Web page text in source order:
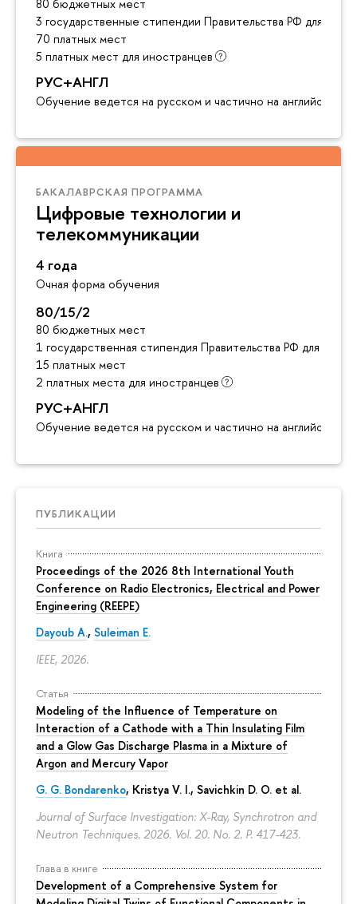
80 бюджетных мест
3 государственные стипендии Правительства РФ для
70 платных мест
5 платных мест для иностранцев
РУС+АНГЛ
Обучение ведется на русском и частично на английском
БАКАЛАВРСКАЯ ПРОГРАММА
Цифровые технологии и
телекоммуникации
4 года
Очная форма обучения
80/15/2
80 бюджетных мест
1 государственная стипендия Правительства РФ для
15 платных мест
2 платных места для иностранцев
РУС+АНГЛ
Обучение ведется на русском и частично на английском
ПУБЛИКАЦИИ
Книга
Proceedings of the 2026 8th International Youth
Conference on Radio Electronics, Electrical and Power
Engineering (REEPE)
Dayoub A., Suleiman E.
IEEE, 2026.
Статья
Modeling of the Influence of Temperature on
Interaction of a Cathode with a Thin Insulating Film
and a Glow Gas Discharge Plasma in a Mixture of
Argon and Mercury Vapor
G. G. Bondarenko, Kristya V. I., Savichkin D. O. et al.
Journal of Surface Investigation: X-Ray, Synchrotron and
Neutron Techniques. 2026. Vol. 20. No. 2. P. 417-423.
Глава в книге
Development of a Comprehensive System for